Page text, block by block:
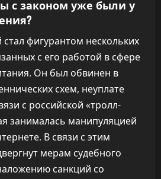
с законом уже были у
фигурантом нескольких
с его работой в сфере
Он был обвинен в
схем, неуплате
с российской «тролл-
занималась манипуляцией
В связи с этим
мерам судебного
санкций со